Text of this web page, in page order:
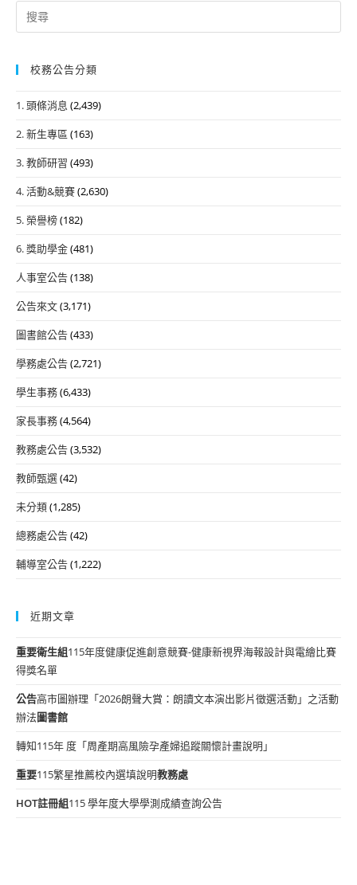
Search
for:
校務公告分類
1. 頭條消息 (2,439)
2. 新生專區 (163)
3. 教師研習 (493)
4. 活動&競賽(2,630)
5. 榮譽榜(182)
6. 獎助學金(481)
人事室公告(138)
公告來文(3,171)
圖書館公告(433)
學務處公告(2,721)
學生事務(6,433)
家長事務(4,564)
教務處公告(3,532)
教師甄選(42)
未分類(1,285)
總務處公告(42)
輔導室公告(1,222)
近期文章
重要衛生組115年度健康促進創意競賽-健康新視界海報設計與電繪比賽
得獎名單
公告高市圖辦理「2026朗聲大賞：朗讀文本演出影片徵選活動」之活動
辦法圖書館
轉知115年 度「周產期高風險孕產婦追蹤關懷計畫說明」
重要115繁星推薦校內選填說明教務處
HOT註冊組115 學年度大學學測成績查詢公告